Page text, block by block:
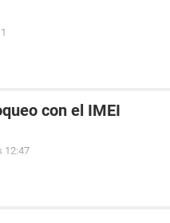
con el IMEI
12:47